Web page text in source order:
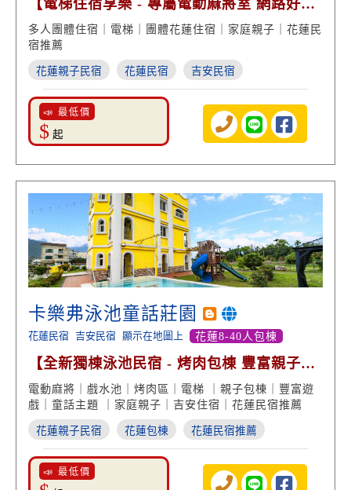
【電梯住宿享樂 - 專屬電動麻將室 網路好
評】
多人團體住宿｜電梯｜團體花蓮住宿｜家庭親子｜花蓮民
宿推薦
花蓮親子民宿 花蓮民宿 吉安民宿
📣 最低價
$ 起
卡樂弗泳池童話莊園
花蓮民宿 吉安民宿 顯示在地圖上 花蓮8-40人包棟
【全新獨棟泳池民宿 - 烤肉包棟 豐富親子遊
戲】
電動麻將｜戲水池｜烤肉區｜電梯 ｜親子包棟｜豐富遊
戲｜童話主題 ｜家庭親子｜吉安住宿｜花蓮民宿推薦
花蓮親子民宿 花蓮包棟 花蓮民宿推薦
📣 最低價